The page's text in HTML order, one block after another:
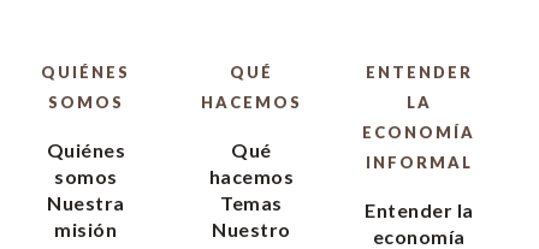
QUIÉNES
SOMOS
Quiénes
somos
Nuestra
misión
QUÉ
HACEMOS
Qué
hacemos
Temas
Nuestro
ENTENDER
LA
ECONOMÍA
INFORMAL
Entender la
economía